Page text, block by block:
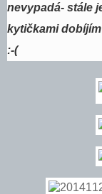
nevypadá- stále
kytičkami
:-(